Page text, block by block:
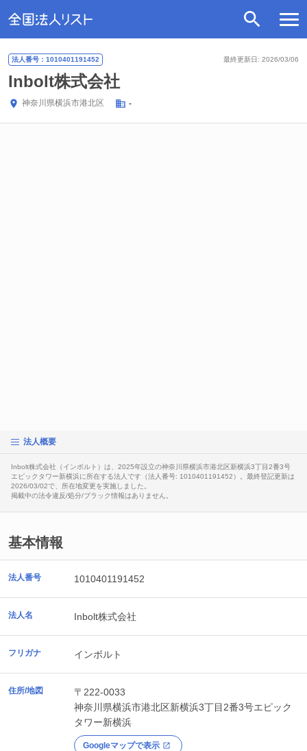
最終更新日: 2026/03/06
法人番号：1010401191452
Inbolt株式会社
神奈川県横浜市港北区 -
法人概要
Inbolt株式会社（インボルト）は、2025年設立の神奈川県横浜市港北区新横浜3丁目2番3号
エピックタワー新横浜に所在する法人です（法人番号: 1010401191452）。最終登記更新は
2026/03/02で、所在地変更を実施しました。
掲載中の法令違反/処分/ブラック情報はありません。
基本情報
法人番号 1010401191452
法人名 Inbolt株式会社
フリガナ インボルト
住所/地図
〒222-0033
神奈川県横浜市港北区新横浜3丁目2番3号エピック
タワー新横浜
Googleマップで表示